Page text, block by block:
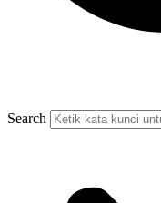
Search